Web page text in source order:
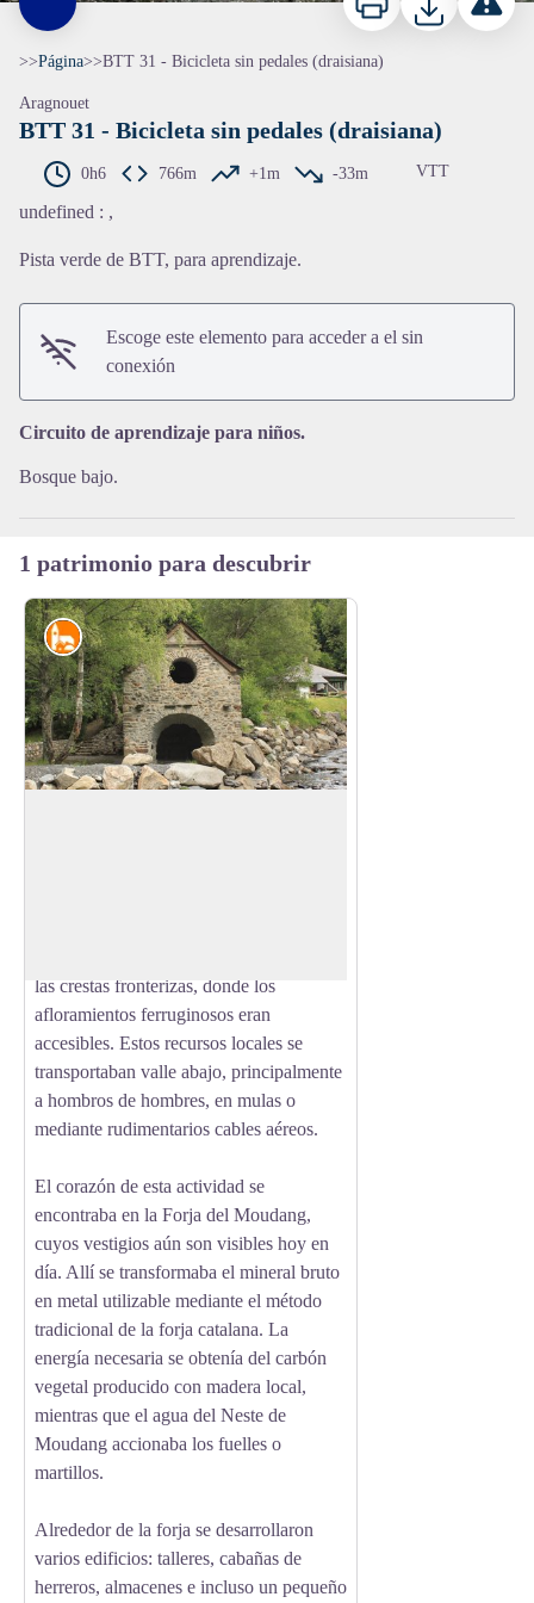
>>Página>>BTT 31 - Bicicleta sin pedales (draisiana)
Aragnouet
BTT 31 - Bicicleta sin pedales (draisiana)
0h6 766m +1m -33m VTT
undefined : ,
Pista verde de BTT, para aprendizaje.
Escoge este elemento para acceder a el sin
conexión
Circuito de aprendizaje para niños.
Bosque bajo.
1 patrimonio para descubrir
es
las crestas fronterizas, donde los
afloramientos ferruginosos eran
accesibles. Estos recursos locales se
transportaban valle abajo, principalmente
a hombros de hombres, en mulas o
mediante rudimentarios cables aéreos.
El corazón de esta actividad se
encontraba en la Forja del Moudang,
cuyos vestigios aún son visibles hoy en
día. Allí se transformaba el mineral bruto
en metal utilizable mediante el método
tradicional de la forja catalana. La
energía necesaria se obtenía del carbón
vegetal producido con madera local,
mientras que el agua del Neste de
Moudang accionaba los fuelles o
martillos.
Alrededor de la forja se desarrollaron
varios edificios: talleres, cabañas de
herreros, almacenes e incluso un pequeño